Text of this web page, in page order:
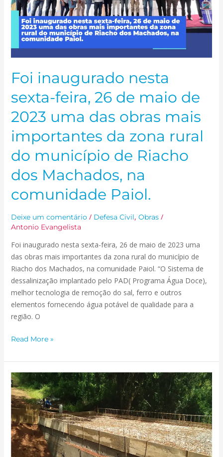
Foi inaugurado nesta
sexta-feira, 26 de maio de
2023 uma das obras mais
importantes da zona rural
do município de Riacho
dos Machados, na
comunidade Paiol.
Deixe um comentário / Defesa Civil, Obras/
Antonio Evangelista
Foi inaugurado nesta sexta-feira, 26 de maio de 2023 uma
das obras mais importantes da zona rural do município de
Riacho dos Machados, na comunidade Paiol. “O Sistema de
dessalinização implantado pelo PAD( Programa Água Doce),
melhor tecnologia de remoção do sal, ferro e outros
elementos fornecendo água potável de qualidade para a
região. O
de
2023
uma
das
importantes
zona
rural
município
de
Riacho
dos
na
Paiol.
Read More »
Ponte
Molhada
na
Comunidade
Tapera
em
fase